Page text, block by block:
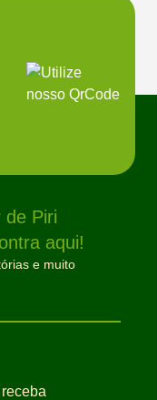
de Piri
aqui!
e muito